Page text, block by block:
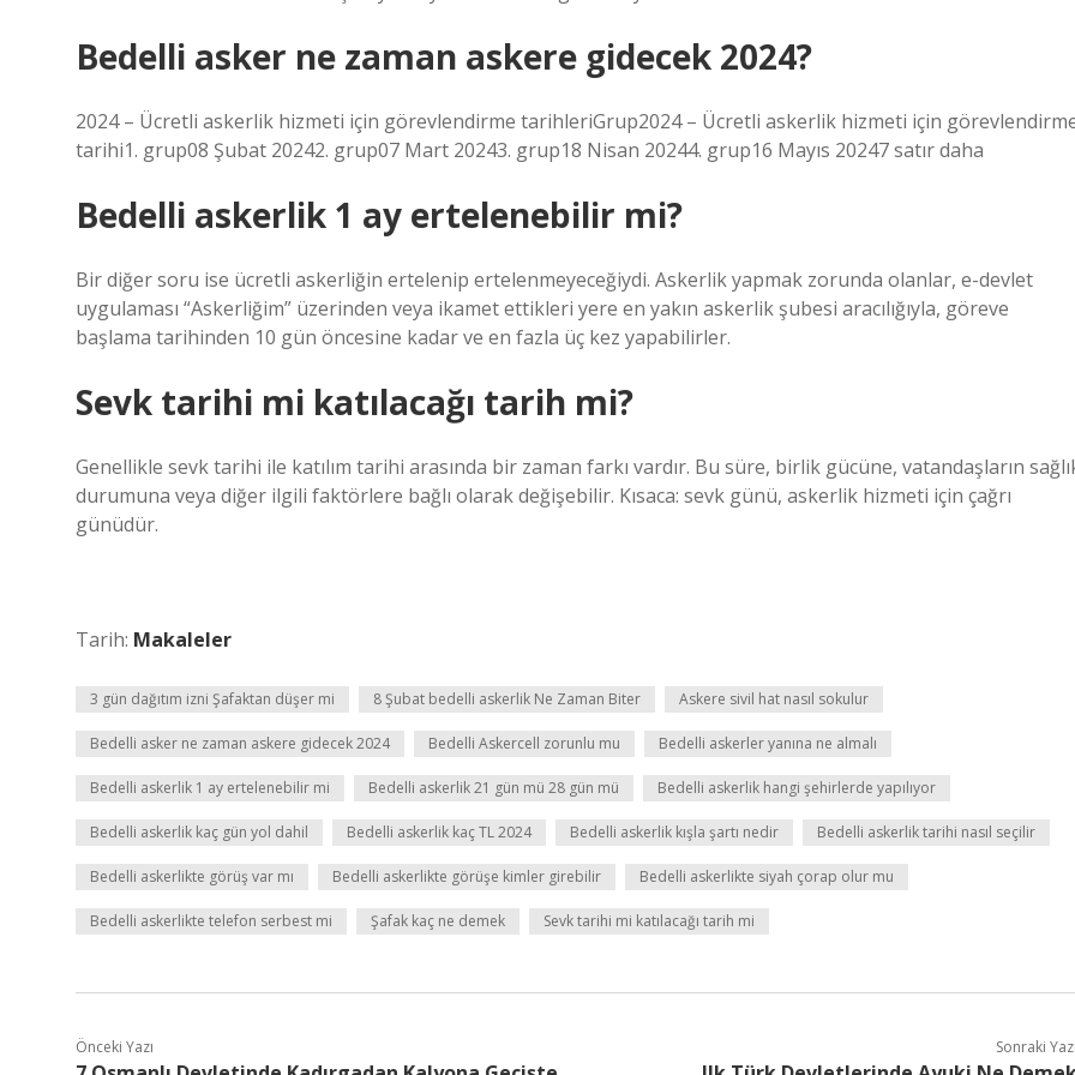
Bedelli asker ne zaman askere gidecek 2024?
2024 – Ücretli askerlik hizmeti için görevlendirme tarihleriGrup2024 – Ücretli askerlik hizmeti için
tarihi1. grup08 Şubat 20242. grup07 Mart 20243. grup18 Nisan 20244. grup16 Mayıs 20247 satır daha
Bedelli askerlik 1 ay ertelenebilir mi?
Bir diğer soru ise ücretli askerliğin ertelenip ertelenmeyeceğiydi. Askerlik yapmak zorunda olanlar, e-devlet
uygulaması “Askerliğim” üzerinden veya ikamet ettikleri yere en yakın askerlik şubesi aracılığıyla, göreve
başlama tarihinden 10 gün öncesine kadar ve en fazla üç kez yapabilirler.
Sevk tarihi mi katılacağı tarih mi?
Genellikle sevk tarihi ile katılım tarihi arasında bir zaman farkı vardır. Bu süre, birlik gücüne, vatandaşların
durumuna veya diğer ilgili faktörlere bağlı olarak değişebilir. Kısaca: sevk günü, askerlik hizmeti için çağrı
günüdür.
Tarih: Makaleler
3 gün dağıtım izni Şafaktan düşer mi 8 Şubat bedelli askerlik Ne Zaman Biter Askere sivil hat nasıl sokulur
Bedelli asker ne zaman askere gidecek 2024 Bedelli Askercell zorunlu mu Bedelli askerler yanına ne almalı
Bedelli askerlik 1 ay ertelenebilir mi Bedelli askerlik 21 gün mü 28 gün mü Bedelli askerlik hangi şehirlerde yapılıyor
Bedelli askerlik kaç gün yol dahil Bedelli askerlik kaç TL 2024 Bedelli askerlik kışla şartı nedir Bedelli askerlik tarihi nasıl seçilir
Bedelli askerlikte görüş var mı Bedelli askerlikte görüşe kimler girebilir Bedelli askerlikte siyah çorap olur mu
Bedelli askerlikte telefon serbest mi Şafak kaç ne demek Sevk tarihi mi katılacağı tarih mi
Önceki Yazı Sonraki